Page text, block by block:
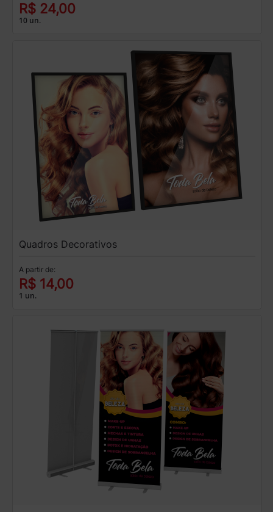
R$ 24,00
10 un.
Quadros Decorativos
A partir de:
R$ 14,00
1 un.